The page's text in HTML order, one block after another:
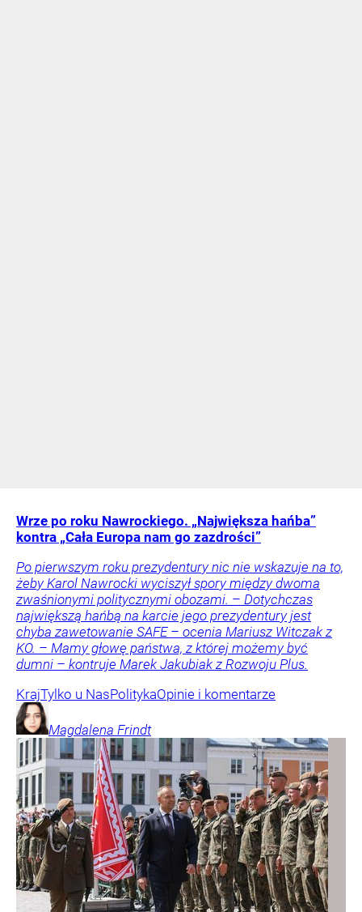
Wrze po roku Nawrockiego. „Największa hańba”
kontra „Cała Europa nam go zazdrości”
Po pierwszym roku prezydentury nic nie wskazuje na to,
żeby Karol Nawrocki wyciszył spory między dwoma
zwaśnionymi politycznymi obozami. – Dotychczas
największą hańbą na karcie jego prezydentury jest
chyba zawetowanie SAFE – ocenia Mariusz Witczak z
KO. – Mamy głowę państwa, z której możemy być
dumni – kontruje Marek Jakubiak z Rozwoju Plus.
KrajTylko u NasPolitykaOpinie i komentarze
Magdalena Frindt